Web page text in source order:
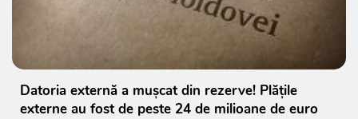
Datoria externă a mușcat din rezerve! Plățile
externe au fost de peste 24 de milioane de euro